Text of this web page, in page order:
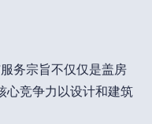
务宗旨不仅仅是盖房
心竞争力以设计和建筑